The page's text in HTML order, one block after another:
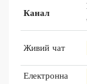
Канал
Живий чат
Електронна